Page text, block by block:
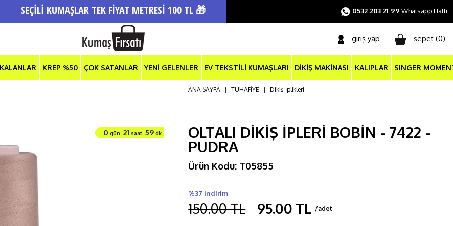
SEÇİLİ KUMAŞLAR TEK FİYAT METRESİ 100 TL 🎁 0532 283 21 99 Whatsapp Hattı
giriş yap sepet (0)
KREP %50 ÇOK SATANLAR YENİ GELENLER EV TEKSTİLİ KUMAŞLARI DİKİŞ MAKİNASI KALIPLAR SINGER
0 gün 21 saat 59dk
ANA SAYFA TUHAFİYE Dikiş İplikleri
OLTALI DİKİŞ İPLERİ BOBİN - 7422 -
PUDRA
Ürün Kodu: T05855
%37 indirim
150.00 TL 95.00 TL /adet